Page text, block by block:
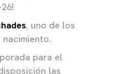
, uno de los
para el
las